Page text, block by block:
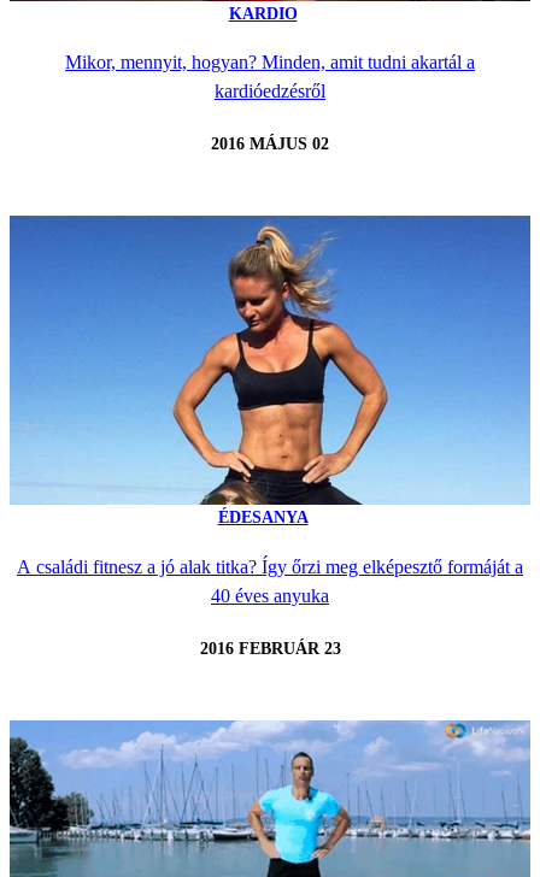
KARDIO
Mikor, mennyit, hogyan? Minden, amit tudni akartál a
kardióedzésről
2016 MÁJUS 02
ÉDESANYA
A családi fitnesz a jó alak titka? Így őrzi meg elképesztő formáját a
40 éves anyuka
2016 FEBRUÁR 23